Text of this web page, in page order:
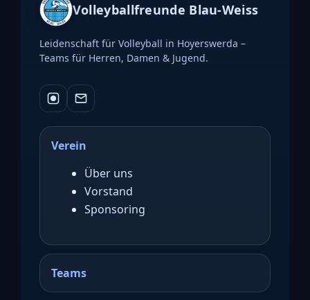
Volleyballfreunde Blau-Weiss
Leidenschaft für Volleyball in Hoyerswerda –
Teams für Herren, Damen & Jugend.
Verein
Über uns
Vorstand
Sponsoring
Teams